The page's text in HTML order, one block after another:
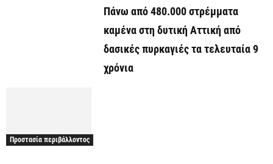
Πάνω από 480.000 στρέμματα
καμένα στη δυτική Αττική από
δασικές πυρκαγιές τα τελευταία 9
χρόνια
Προστασία περιβάλλοντος